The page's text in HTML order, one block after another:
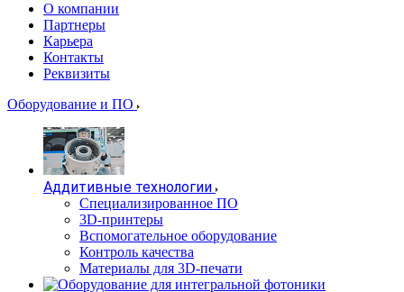
О компании
Партнеры
Карьера
Контакты
Реквизиты
Оборудование и ПО
Аддитивные технологии
Специализированное ПО
3D-принтеры
Вспомогательное оборудование
Контроль качества
Материалы для 3D-печати